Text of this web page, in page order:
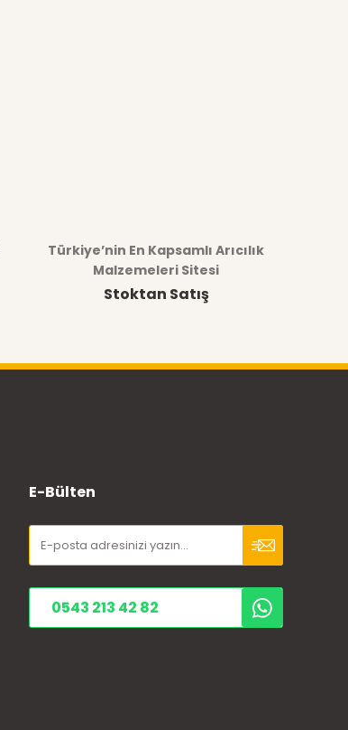
Türkiye’nin En Kapsamlı Arıcılık
Malzemeleri Sitesi
Stoktan Satış
E-Bülten
0543 213 42 82